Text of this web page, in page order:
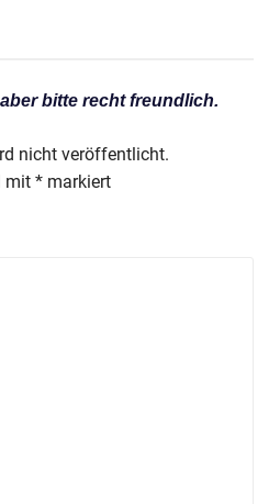
bitte recht freundlich.
nicht veröffentlicht.
mit * markiert